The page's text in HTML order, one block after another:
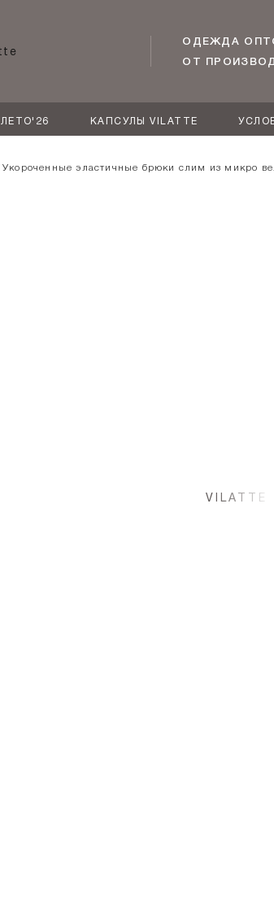
ОДЕЖДА
ОТ
ЛЕТО'26 КАПСУЛЫ VILATTE
Укороченные эластичные брюки слим из микро